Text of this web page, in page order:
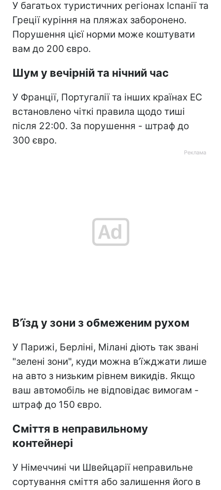
У багатьох туристичних регіонах Іспанії та
Греції куріння на пляжах заборонено.
Порушення цієї норми може коштувати
вам до 200 євро.
Шум у вечірній та нічний час
У Франції, Португалії та інших країнах ЕС
встановлено чіткі правила щодо тиші
після 22:00. За порушення - штраф до
300 євро.
В’їзд у зони з обмеженим рухом
У Парижі, Берліні, Мілані діють так звані
"зелені зони", куди можна в’їжджати лише
на авто з низьким рівнем викидів. Якщо
ваш автомобіль не відповідає вимогам -
штраф до 150 євро.
Сміття в неправильному
контейнері
У Німеччині чи Швейцарії неправильне
сортування сміття або залишення його в